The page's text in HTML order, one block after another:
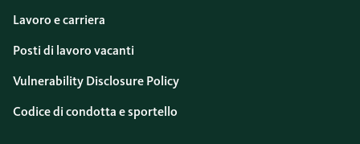
Lavoro e carriera
Posti di lavoro vacanti
Vulnerability Disclosure Policy
Codice di condotta e sportello